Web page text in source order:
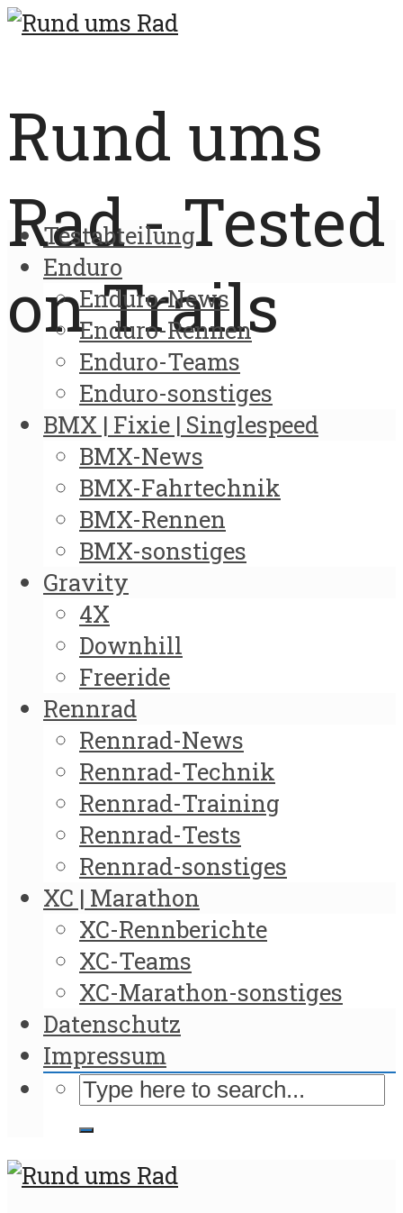
Rund ums
Rad - Tested
on Trails
Testabteilung
Enduro
Enduro-News
Enduro-Rennen
Enduro-Teams
Enduro-sonstiges
BMX | Fixie | Singlespeed
BMX-News
BMX-Fahrtechnik
BMX-Rennen
BMX-sonstiges
Gravity
4X
Downhill
Freeride
Rennrad
Rennrad-News
Rennrad-Technik
Rennrad-Training
Rennrad-Tests
Rennrad-sonstiges
XC | Marathon
XC-Rennberichte
XC-Teams
XC-Marathon-sonstiges
Datenschutz
Impressum